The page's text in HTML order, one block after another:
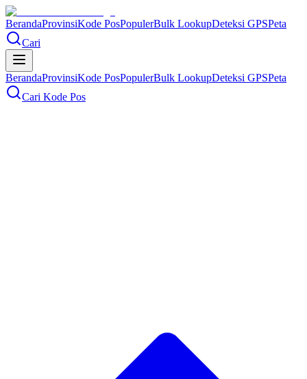
BerandaProvinsiKode PosPopulerBulk LookupDeteksi GPSPeta
Cari
BerandaProvinsiKode PosPopulerBulk LookupDeteksi GPSPeta
Cari Kode Pos